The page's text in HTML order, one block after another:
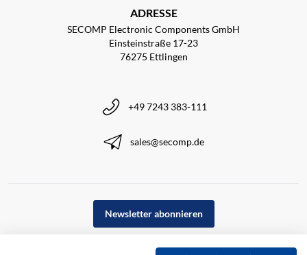
ADRESSE
SECOMP Electronic Components GmbH
Einsteinstraße 17-23
76275 Ettlingen
+49 7243 383-111
sales@secomp.de
Newsletter abonnieren